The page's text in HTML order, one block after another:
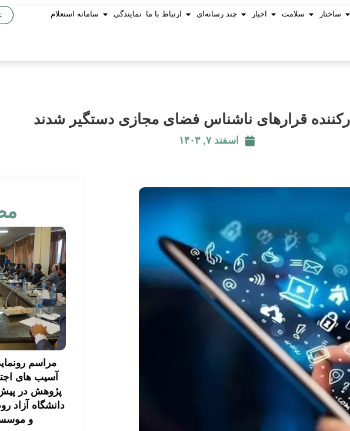
ساختار سلامت اخبار چند رسانه‌ای ارتباط با ما نمایندگی سامانه استعلام
اسفند ۷, ۱۴۰۳
مراسم
آسیب های
پژوهش در پیش
دانشگاه آزاد
و